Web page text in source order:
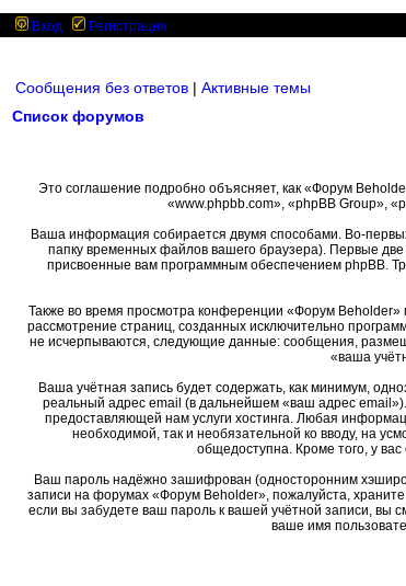
Вход Регистрация
Сообщения без ответов | Активные темы
Список форумов
Это соглашение подробно объясняет, как «Форум
«www.phpbb.com», «phpBB Group»,
Ваша информация собирается двумя способами. Во-
папку временных файлов вашего браузера). Первые
присвоенные вам программным обеспечением phpBB.
Также во время просмотра конференции «Форум Beholder»
рассмотрение страниц, созданных исключительно
не исчерпываются, следующие данные: сообщения,
«ваша
Ваша учётная запись будет содержать, как минимум,
реальный адрес email (в дальнейшем «ваш адрес
предоставляющей нам услуги хостинга. Любая
необходимой, так и необязательной ко вводу, на
общедоступна. Кроме того, у
Ваш пароль надёжно зашифрован (односторонним
записи на форумах «Форум Beholder», пожалуйста,
если вы забудете ваш пароль к вашей учётной записи, вы
ваше имя